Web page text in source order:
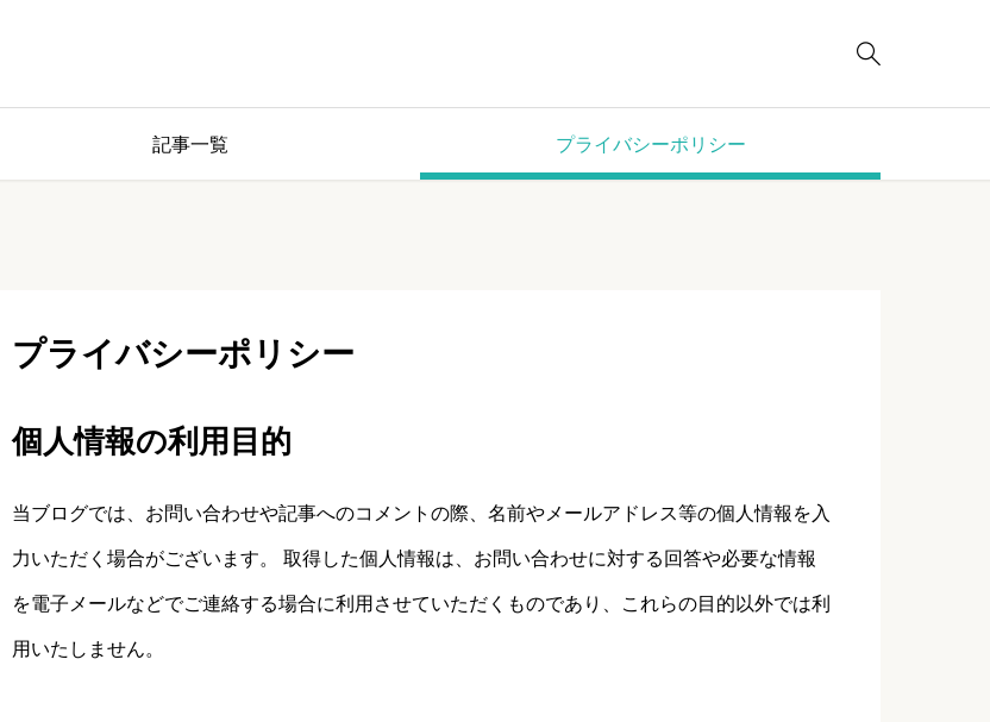

記事一覧 プライバシーポリシー
プライバシーポリシー
個人情報の利用目的
当ブログでは、お問い合わせや記事へのコメントの際、名前やメールアドレス等の個人情報を入
力いただく場合がございます。 取得した個人情報は、お問い合わせに対する回答や必要な情報
を電子メールなどでご連絡する場合に利用させていただくものであり、これらの目的以外では利
用いたしません。